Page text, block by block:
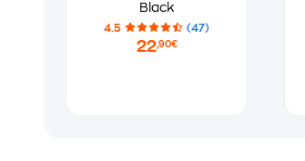
Black
4.5 (47)
22,90€